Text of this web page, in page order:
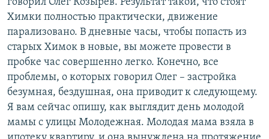
говорил Олег Козырев. Результат такой, что стоят
Химки полностью практически, движение
парализовано. В дневные часы, чтобы попасть из
старых Химок в новые, вы можете провести в
пробке час совершенно легко. Конечно, все
проблемы, о которых говорил Олег – застройка
безумная, бездушная, она приводит к следующему.
Я вам сейчас опишу, как выглядит день молодой
мамы с улицы Молодежная. Молодая мама взяла в